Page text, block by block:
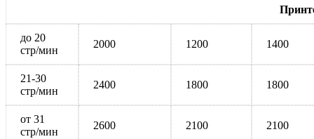
до 20
стр/мин
2000 1200 1400
21-30
стр/мин
2400 1800 1800
от 31
стр/мин
2600 2100 2100